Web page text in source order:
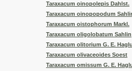
Taraxacum oinopolepis Dahlst.
Taraxacum oinopopodum
Taraxacum oistophorum Markl.
Taraxacum oligolobatum Sahlin
Taraxacum olitorium G. E.
Taraxacum olivaceoides Soest
Taraxacum omissum G. E.